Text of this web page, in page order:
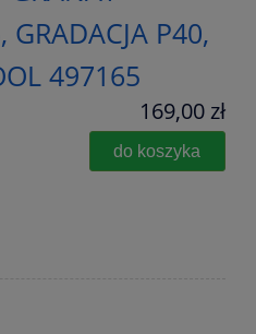
GRADACJA P40,
497165
169,00 zł
do koszyka